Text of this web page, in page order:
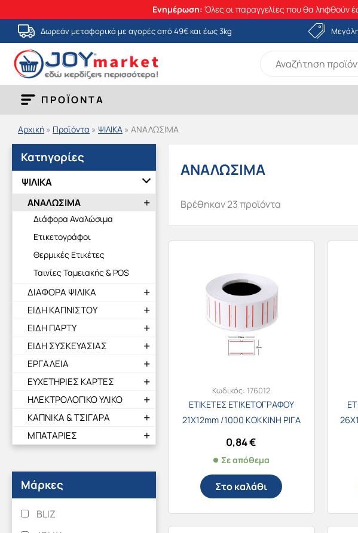
Ενημέρωση: Όλες οι παραγγελίες που θα ληφθούν
Μετάβαση
στο
περιεχόμενο
Δωρεάν μεταφορικά με αγορές από 49€ και έως 3kg
ΠΡΟΪΟΝΤΑ
Αρχική » Προϊόντα » ΨΙΛΙΚΑ » ΑΝΑΛΩΣΙΜΑ
Κατηγορίες
ΨΙΛΙΚΑ
ΑΝΑΛΩΣΙΜΑ
Διάφορα Αναλώσιμα
Ετικετογράφοι
Θερμικές Ετικέτες
Ταινίες Ταμειακής & POS
ΔΙΑΦΟΡΑ ΨΙΛΙΚΑ
ΕΙΔΗ ΚΑΠΝΙΣΤΟΥ
ΕΙΔΗ ΠΑΡΤΥ
ΕΙΔΗ ΣΥΣΚΕΥΑΣΙΑΣ
ΕΡΓΑΛΕΙΑ
ΕΥΧΕΤΗΡΙΕΣ ΚΑΡΤΕΣ
ΗΛΕΚΤΡΟΛΟΓΙΚΟ ΥΛΙΚΟ
ΚΑΠΝΙΚΑ & ΤΣΙΓΑΡΑ
ΜΠΑΤΑΡΙΕΣ
Μάρκες
BLIZ
ΑΝΑΛΩΣΙΜΑ
Βρέθηκαν 23 προϊόντα
Κωδικός: 176012
ΕΤΙΚΕΤΕΣ ΕΤΙΚΕΤΟΓΡΑΦΟΥ
21Χ12mm /1000 ΚΟΚΚΙΝΗ ΡΙΓΑ
0,84€
Σε απόθεμα
Στο καλάθι